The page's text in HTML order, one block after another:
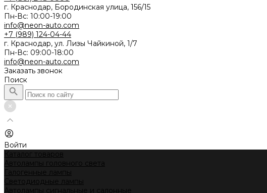
г. Краснодар, Бородинская улица, 156/15
Пн-Вс: 10:00-19:00
info@neon-auto.com
+7 (989) 124-04-44
г. Краснодар, ул. Лизы Чайкиной, 1/7
Пн-Вс: 09:00-18:00
info@neon-auto.com
Заказать звонок
Поиск
Войти
Каталог товаров
Автолампы головного света
Галогенные лампы
Светодиодные лампы
Автолампы сигнальные и салонные